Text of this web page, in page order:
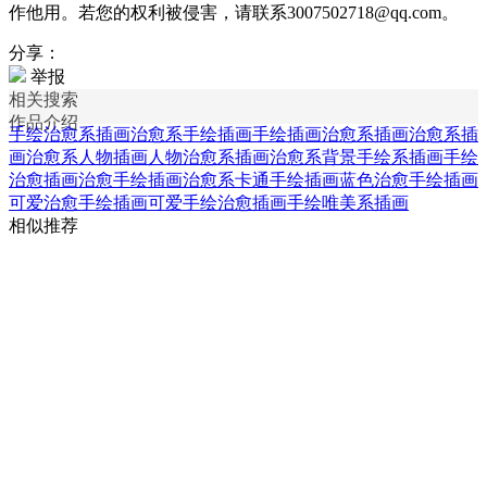
作他用。若您的权利被侵害，请联系3007502718@qq.com。
分享：
举报
相关搜索
作品介绍
手绘治愈系插画治愈系手绘插画手绘插画治愈系插画治愈系插
画治愈系人物插画人物治愈系插画治愈系背景手绘系插画手绘
治愈插画治愈手绘插画治愈系卡通手绘插画蓝色治愈手绘插画
可爱治愈手绘插画可爱手绘治愈插画手绘唯美系插画
相似推荐